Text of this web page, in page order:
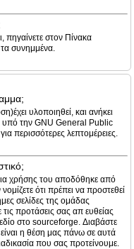
πηγαίνετε στον Πίνακα
τα συνημμένα.
υλοποιηθεί, και ανήκει
υπό την GNU General Public
περισσότερες λεπτομέρειες.
χρήσης του αποδόθηκε από
ότι πρέπει να προστεθεί
σελίδες της ομάδας
προτάσεις σας απ ευθείας
στο sourceforge. Διαβάστε
η θέση μας πάνω σε αυτά
που σας προτείνουμε.